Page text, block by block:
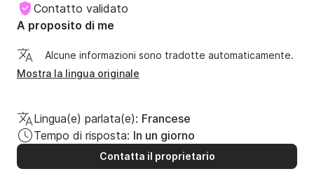
Contatto validato
A proposito di me
Alcune informazioni sono tradotte automaticamente.
Mostra la lingua originale
Lingua(e) parlata(e): Francese
Tempo di risposta: In un giorno
Contatta il proprietario